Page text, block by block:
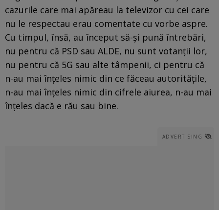
cazurile care mai apăreau la televizor cu cei care
nu le respectau erau comentate cu vorbe aspre.
Cu timpul, însă, au început să-și pună întrebări,
nu pentru că PSD sau ALDE, nu sunt votanții lor,
nu pentru că 5G sau alte tâmpenii, ci pentru că
n-au mai înțeles nimic din ce făceau autoritățile,
n-au mai înțeles nimic din cifrele aiurea, n-au mai
înțeles dacă e rău sau bine.
ADVERTISING